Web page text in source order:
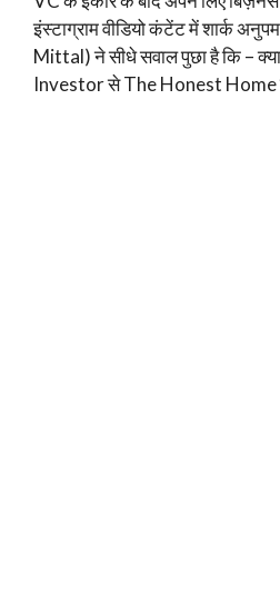
इंस्टाग्राम वीडियो कंटेंट में शार्क
Mittal) ने सीधे सवाल पुछा है कि –
Investor से The Honest Home के